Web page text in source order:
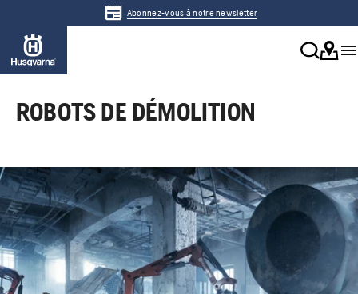
Abonnez-vous à notre newsletter
ROBOTS DE DÉMOLITION